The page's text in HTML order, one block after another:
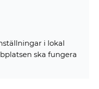
i lokal
ska fungera